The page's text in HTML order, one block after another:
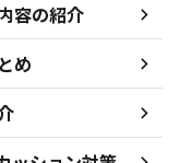
容の紹介
め